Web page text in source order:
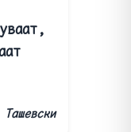
Ташевски